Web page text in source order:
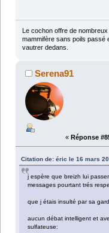
Le cochon offre de
mammifère sans poils passé
vautrer dedans.
Serena91
« Réponse
Citation de: éric le 16 mars
j espère que breizh lui
messages pourtant trés
que j étais insulté par sa
aucun débat intelligent et
sulfateuse: